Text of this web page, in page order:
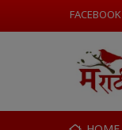
FACEBOOK